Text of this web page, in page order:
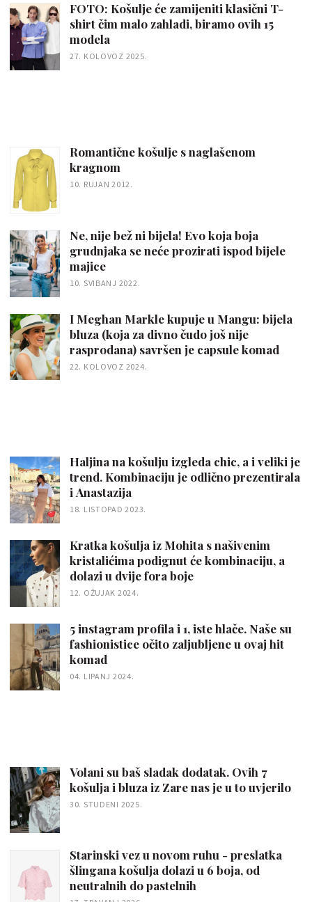
FOTO: Košulje će zamijeniti klasični T-
shirt čim malo zahladi, biramo ovih 15
modela
27. KOLOVOZ 2025.
Romantične košulje s naglašenom
kragnom
10. RUJAN 2012.
Ne, nije bež ni bijela! Evo koja boja
grudnjaka se neće prozirati ispod bijele
majice
10. SVIBANJ 2022.
I Meghan Markle kupuje u Mangu: bijela
bluza (koja za divno čudo još nije
rasprodana) savršen je capsule komad
22. KOLOVOZ 2024.
Haljina na košulju izgleda chic, a i veliki je
trend. Kombinaciju je odlično prezentirala
i Anastazija
18. LISTOPAD 2023.
Kratka košulja iz Mohita s našivenim
kristalićima podignut će kombinaciju, a
dolazi u dvije fora boje
12. OŽUJAK 2024.
5 instagram profila i 1, iste hlače. Naše su
fashionistice očito zaljubljene u ovaj hit
komad
04. LIPANJ 2024.
Volani su baš sladak dodatak. Ovih 7
košulja i bluza iz Zare nas je u to uvjerilo
30. STUDENI 2025.
Starinski vez u novom ruhu - preslatka
šlingana košulja dolazi u 6 boja, od
neutralnih do pastelnih